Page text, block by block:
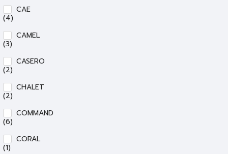
CAE
(4)
CAMEL
(3)
CASERO
(2)
CHALET
(2)
COMMAND
(6)
CORAL
(1)